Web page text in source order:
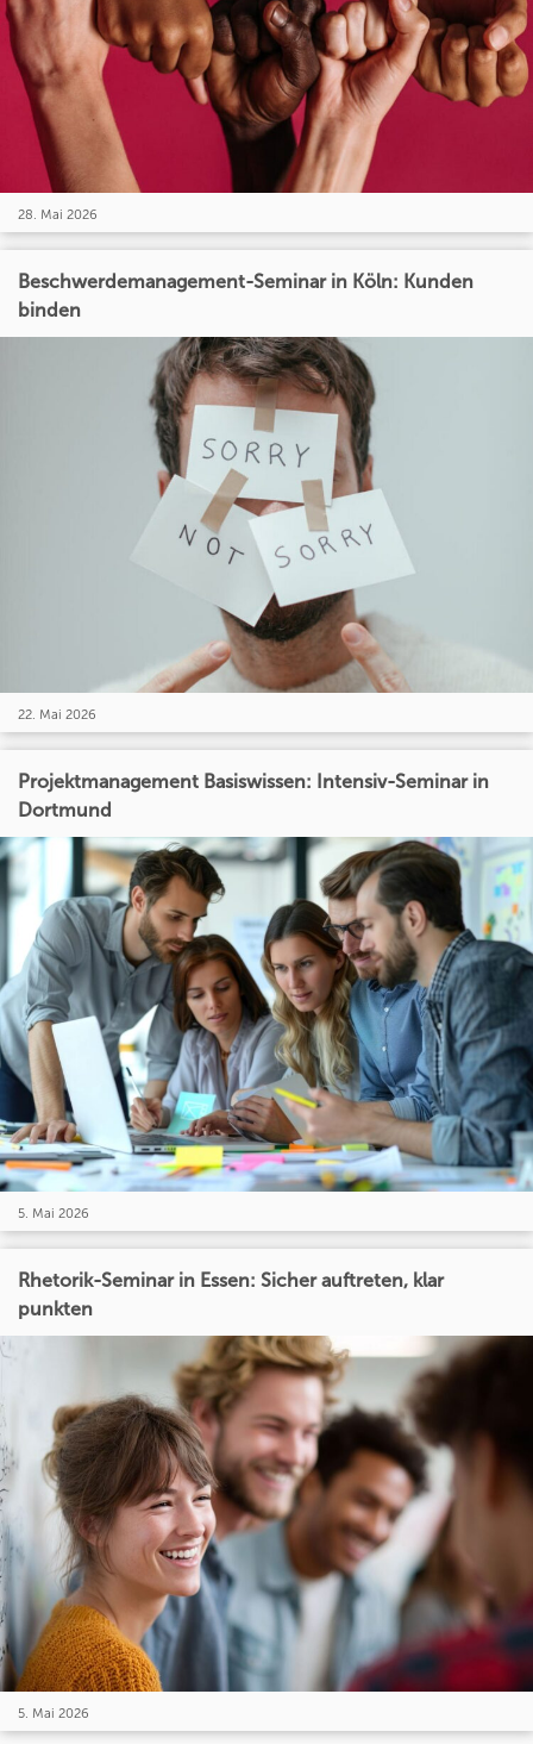
28. Mai 2026
Beschwerdemanagement-Seminar in Köln: Kunden
binden
22. Mai 2026
Projektmanagement Basiswissen: Intensiv-Seminar in
Dortmund
5. Mai 2026
Rhetorik-Seminar in Essen: Sicher auftreten, klar
punkten
5. Mai 2026